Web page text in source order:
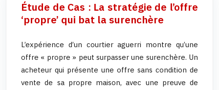
Étude de Cas : La stratégie de l’offre
‘propre’ qui bat la surenchère
L’expérience d’un courtier aguerri montre qu’une
offre « propre » peut surpasser une surenchère. Un
acheteur qui présente une offre sans condition de
vente de sa propre maison, avec une preuve de